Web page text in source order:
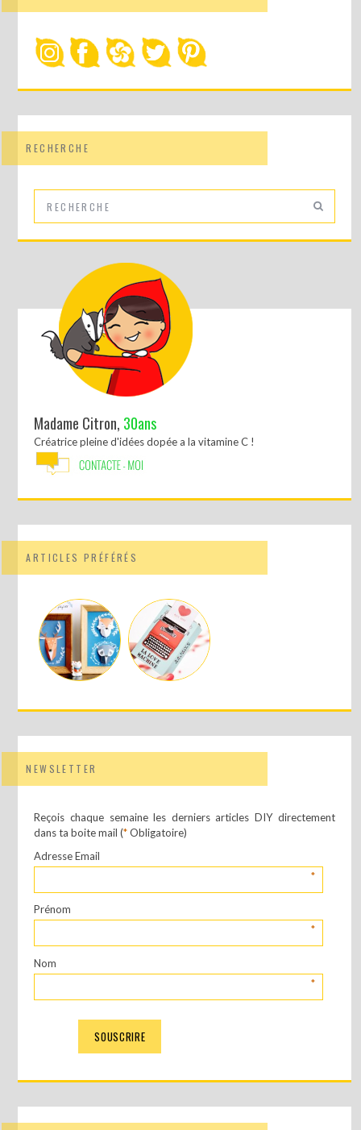
RECHERCHE
Madame Citron, 30ans
Créatrice pleine d'idées dopée a la vitamine C !
ARTICLES PRÉFÉRÉS
NEWSLETTER
Reçois chaque semaine les derniers articles DIY directement
dans ta boite mail (*Obligatoire)
Adresse Email
*
Prénom
*
Nom
*